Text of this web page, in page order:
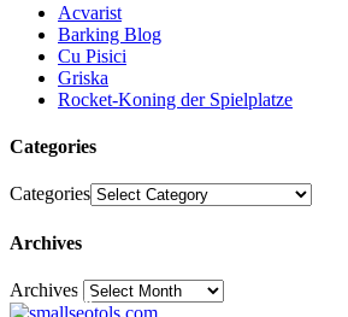
Acvarist
Barking Blog
Cu Pisici
Griska
Rocket-Koning der Spielplatze
Categories
Categories
Archives
Archives30